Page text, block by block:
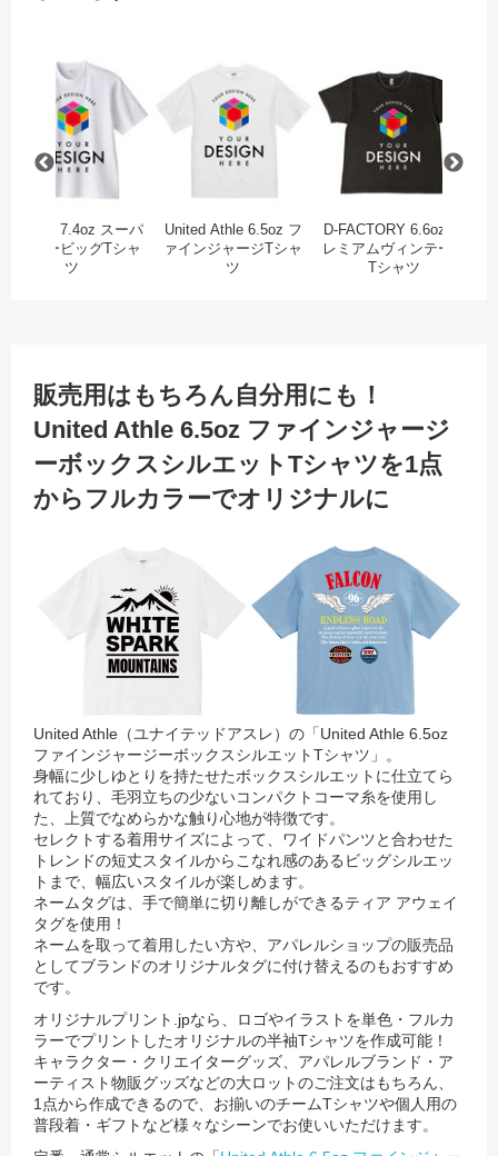
アムガーメントダイTシャツ
FACTORY 6.6oz プレミアムコンフォートTシャツ
Printstar 7.4oz スーパ
ーヘビービッグTシャ
ツ
United Athle 6.5oz フ
ァインジャージTシャ
ツ
D-FACTORY 6.6oz プ
レミアムヴィンテージ
Tシャツ
販売用はもちろん自分用にも！
United Athle 6.5oz ファインジャージ
ーボックスシルエットTシャツを1点
からフルカラーでオリジナルに
United Athle（ユナイテッドアスレ）の「United Athle 6.5oz
ファインジャージーボックスシルエットTシャツ」。
身幅に少しゆとりを持たせたボックスシルエットに仕立てら
れており、毛羽立ちの少ないコンパクトコーマ糸を使用し
た、上質でなめらかな触り心地が特徴です。
セレクトする着用サイズによって、ワイドパンツと合わせた
トレンドの短丈スタイルからこなれ感のあるビッグシルエッ
トまで、幅広いスタイルが楽しめます。
ネームタグは、手で簡単に切り離しができるティア アウェイ
タグを使用！
ネームを取って着用したい方や、アパレルショップの販売品
としてブランドのオリジナルタグに付け替えるのもおすすめ
です。
オリジナルプリント.jpなら、ロゴやイラストを単色・フルカ
ラーでプリントしたオリジナルの半袖Tシャツを作成可能！
キャラクター・クリエイターグッズ、アパレルブランド・ア
ーティスト物販グッズなどの大ロットのご注文はもちろん、
1点から作成できるので、お揃いのチームTシャツや個人用の
普段着・ギフトなど様々なシーンでお使いいただけます。